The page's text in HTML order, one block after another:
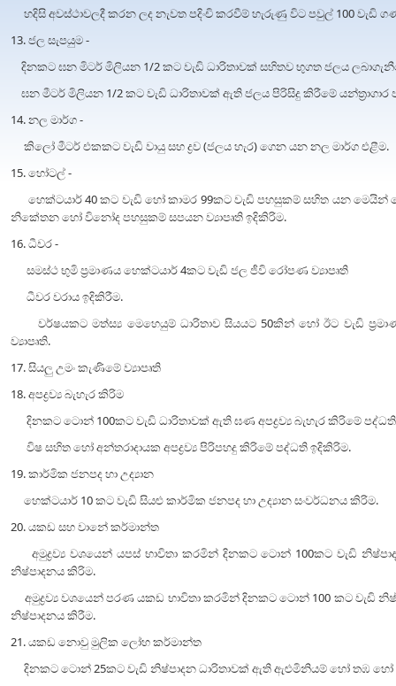
හදිසි අවස්ථාවලදී කරන ලද නැවත පදිංචි කරවීම් හැරුණු විට පවුල් 100 වැඩි
13. ජල සැපයුම -
දිනකට ඝන මිටර් මිලියන 1/2 කට වැඩි ධාරිතාවක් සහිතව භුගත ජලය
ඝන මීටර් මිලියන 1/2 කට වැඩි ධාරිතාවක් ඇති ජලය පිරිසිදු කිරීමේ යන්ත්‍රාගාර
14. නල මාර්ග -
කිලෝ මීටර් එකකට වැඩි වායු සහ ද්‍රව (ජලය හැර) ගෙන යන නල මාර්ග එළීම.
15. හෝටල් -
හෙක්ටයාර් 40 කට වැඩි හෝ කාමර 99කට වැඩි පහසුකම් සහිත යන
නිකේතන හෝ විනෝද පහසුකම් සපයන ව්‍යාපෘති ඉදිකිරිම.
16. ධීවර -
සමස්ථ භුමි ප්‍රමාණය හෙක්ටයාර් 4කට වැඩි ජල ජීවි රෝපණ ව්‍යාපෘති
ධීවර වරාය ඉදිකිරීම.
වර්ෂයකට මත්ස්‍ය මෙහෙයුම් ධාරිතාව සියයට 50කින් හෝ ඊට වැඩි
ව්‍යාපෘති.
17. සියලු උමං කැණිමේ ව්‍යාපෘති
18. අපද්‍රව්‍ය බැහැර කිරිම
දිනකට ටොන් 100කට වැඩි ධාරිතාවක් ඇති ඝණ අපද්‍රව්‍ය බැහැර කිරිමේ
විෂ සහිත හෝ අන්තරාදායක අපද්‍රව්‍ය පිරිපහදු කිරිමේ පද්ධති ඉදිකිරිම.
19. කාර්මික ජනපද හා උද්‍යාන
හෙක්ටයාර් 10 කට වැඩි සියළු කාර්මික ජනපද හා උද්‍යාන සංවර්ධනය කිරිම.
20. යකඩ සහ වානේ කර්මාන්ත
අමුද්‍රව්‍ය වශයෙන් යපස් භාවිතා කරමින් දිනකට ටොන් 100කට වැඩි
නිෂ්පාදනය කිරිම.
අමුද්‍රව්‍ය වශයෙන් පරණ යකඩ භාවිතා කරමින් දිනකට ටොන් 100 කට වැඩි
නිෂ්පාදනය කිරීම.
21. යකඩ නොවු මුලික ලෝහ කර්මාන්ත
දිනකට ටොන් 25කට වැඩි නිෂ්පාදන ධාරිතාවක් ඇති ඇළුමිනියම් හෝ තඹ